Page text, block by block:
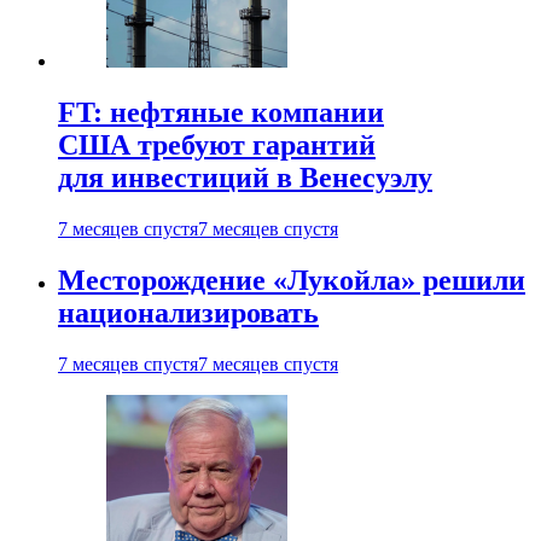
FT: нефтяные компании
США требуют гарантий
для инвестиций в Венесуэлу
7 месяцев спустя7 месяцев спустя
Месторождение «Лукойла» решили
национализировать
7 месяцев спустя7 месяцев спустя